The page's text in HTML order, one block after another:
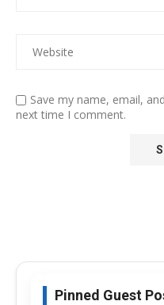
Save my name, email,
next time I comment.
Pinned Guest